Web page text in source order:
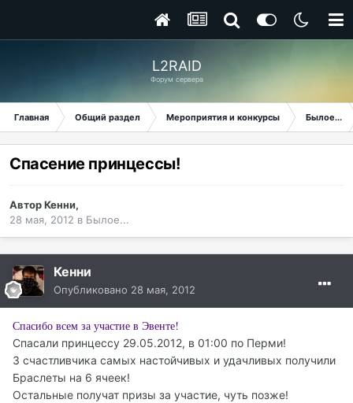
L2RAID
Форум сервера
Главная Общий раздел Мероприятия и конкурсы Былое...
Спасение принцессы!
АвторКенни,
28 мая, 2012 в Былое...
Кенни
Опубликовано 28 мая, 2012
Спасибо всем за участие в Эвенте!
Спасали принцессу 29.05.2012, в 01:00 по Перми!
3 счастливчика самых настойчивых и удачливых получили
Браслеты на 6 ячеек!
Остальные получат призы за участие, чуть позже!